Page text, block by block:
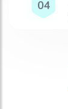
04